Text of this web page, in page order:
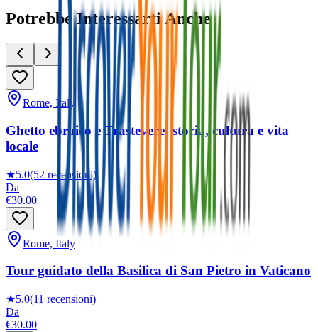
Potrebbe Interessarti Anche
Rome, Italy
Ghetto ebraico e Trastevere: storia, cultura e vita
locale
★5.0(52 recensioni)
Da
€30.00
Rome, Italy
Tour guidato della Basilica di San Pietro in Vaticano
★5.0(11 recensioni)
Da
€30.00